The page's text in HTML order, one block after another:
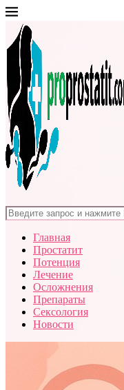
Главная
Простатит
Потенция
Лечение
Осложнения
Препараты
Сексология
Новости